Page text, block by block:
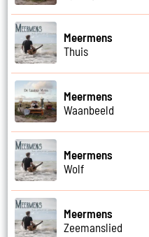
Meermens
Thuis
Meermens
Waanbeeld
Meermens
Wolf
Meermens
Zeemanslied